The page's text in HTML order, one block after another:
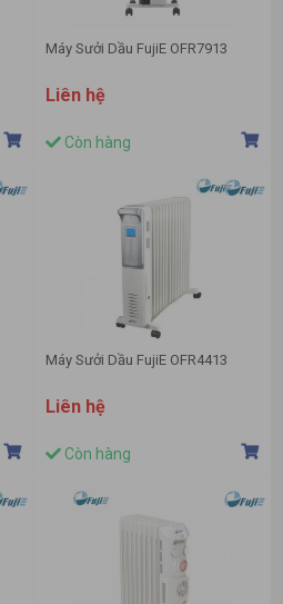
Máy Sưởi Dầu FujiE OFR7913
Liên hệ
Còn hàng
Máy Sưởi Dầu FujiE OFR4413
Liên hệ
Còn hàng